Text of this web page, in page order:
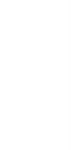
demolator